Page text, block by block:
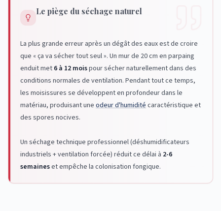
Le piège du séchage naturel
La plus grande erreur après un dégât des eaux est de croire
que « ça va sécher tout seul ». Un mur de 20 cm en parpaing
enduit met 6 à 12 moispour sécher naturellement dans des
conditions normales de ventilation. Pendant tout ce temps,
les moisissures se développent en profondeur dans le
matériau, produisant une odeur d'humidité caractéristique et
des spores nocives.
Un séchage technique professionnel (déshumidificateurs
industriels + ventilation forcée) réduit ce délai à 2-6
semaineset empêche la colonisation fongique.